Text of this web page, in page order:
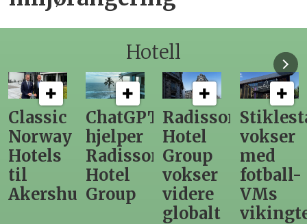
Hotell
ChatGPT
hjelper
Radisson
Hotel
Group
Radisson
Hotel
Group
vokser
videre
Stiklestad
vokser
med
fotball-
VMs
vikingtematikk
Fra
direktør
til
nytt